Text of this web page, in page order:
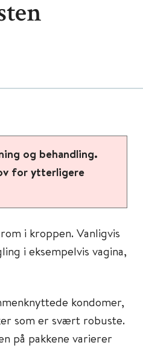
og behandling.
for ytterligere
i kroppen. Vanligvis
i eksempelvis vagina,
kondomer,
som er svært robuste.
på pakkene varierer